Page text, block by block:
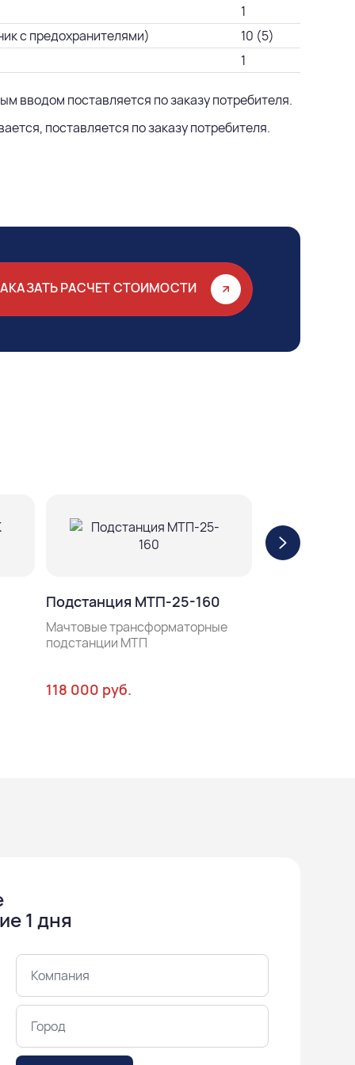
1
с предохранителями)
10 (5)
1
вводом поставляется по заказу потребителя.
поставляется по заказу потребителя.
ЗАКАЗАТЬ РАСЧЕТ СТОИМОСТИ
Подстанция МТП-25-160
Мачтовые трансформаторные
подстанции МТП
118 000 руб.
1 дня